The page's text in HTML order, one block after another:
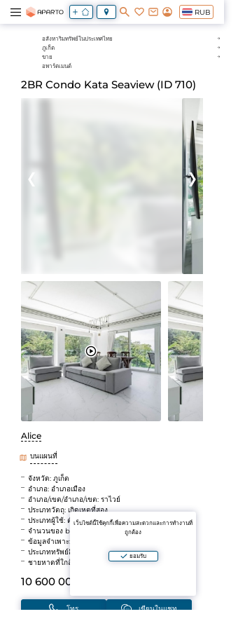
RUB
อสังหาริมทรัพย์ในประเทศไทย
ภูเก็ต
ขาย
อพาร์ตเมนต์
2BR Condo Kata Seaview (ID 710)
Alice
บนแผนที่
จังหวัด: ภูเก็ต
อำเภอ: อำเภอเมือง
อำเภอ/เขต/อำเภอ/เขต: ราไวย์
ประเภทวัตถุ: เกิดเหตุที่สอง
ประเภทผู้ใช้: ตัวแทน
จำนวนของ bedrooms: 2 ห้องนอน
ข้อมูลจำเพาะ: วิวทะเล
ประเภททรัพย์สิน: ขายที่ดิน
ชายหาดที่ใกล้ที่สุด: กะตะ
10 600 000 B
โทร เขียนในแชท
เว็บไซต์นี้ใช้คุกกี้เพื่อความสะดวกและการทำงานที่
ถูกต้อง
ยอมรับ